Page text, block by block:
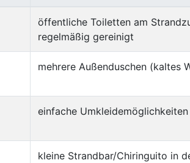
öffentliche Toiletten am
regelmäßig gereinigt
mehrere Außenduschen (kaltes
einfache
kleine Strandbar/Chiringuito in